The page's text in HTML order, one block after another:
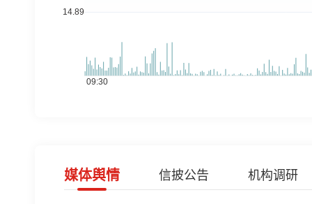
媒体舆情 信披公告 机构调研